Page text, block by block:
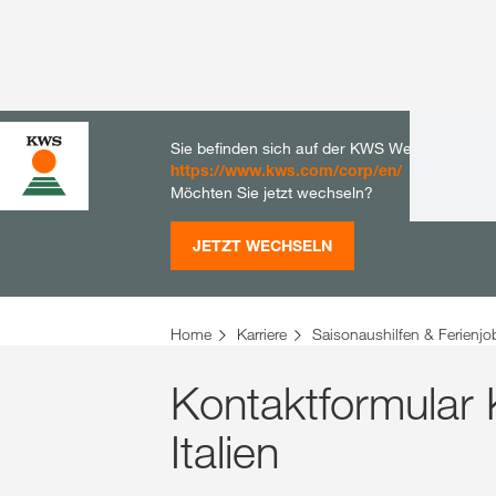
Sie befinden sich auf der KWS Website für
https://www.kws.com/corp/en/
Möchten Sie jetzt wechseln?
JETZT WECHSELN
Home Karriere Saisonaushilfen &
Kontaktformular
Italien